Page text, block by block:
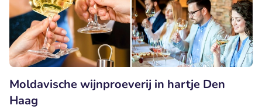
Moldavische wijnproeverij in hartje Den
Haag